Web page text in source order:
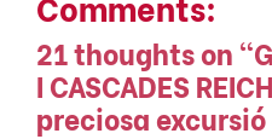
21 thoughts on “
I CASCADES
preciosa